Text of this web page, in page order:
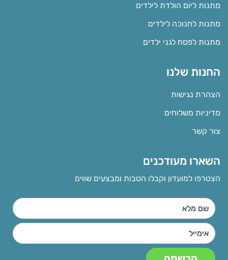
מתנות ליום הולדת לילדים
מתנות לחנוכה לילדים
מתנות לפסח לגני ילדים
החנות שלנו
הצהרת נגישות
מדיניות משלוחים
צור קשר
השארו מעודכנים
הצטרפו למועדון וקבלו הטבות ומבצעים שווים